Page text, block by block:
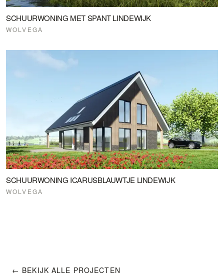
SCHUURWONING MET SPANT LINDEWIJK
WOLVEGA
SCHUURWONING ICARUSBLAUWTJE LINDEWIJK
WOLVEGA
← BEKIJK ALLE PROJECTEN